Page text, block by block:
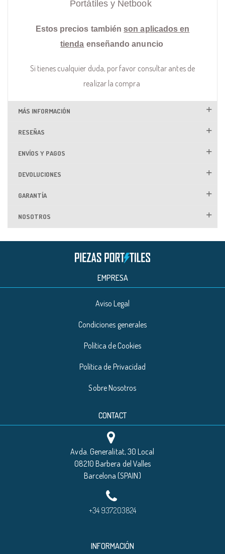
Portátiles y Netbook
Estos precios también son aplicados en
tienda enseñando anuncio
Si tienes cualquier duda, por favor consultar antes de
realizar la compra
MÁS INFORMACIÓN
RESEÑAS
ENVÍOS Y PAGOS
DEVOLUCIONES
GARANTÍA
NOSOTROS
EMPRESA
Aviso Legal
Condiciones generales
Política de Cookies
Política de Privacidad
Sobre Nosotros
CONTACT
Avda. Generalitat, 30 Local
08210 Barbera del Valles
Barcelona (SPAIN)
+34 937203824
INFORMACIÓN